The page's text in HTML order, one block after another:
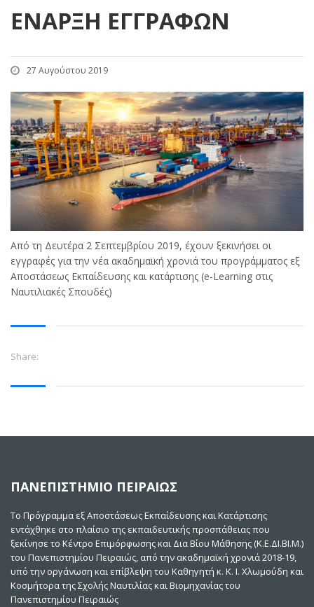
ΈΝΑΡΞΗ ΕΓΓΡΑΦΏΝ
27 Αυγούστου 2019
Από τη Δευτέρα 2 Σεπτεμβρίου 2019, έχουν ξεκινήσει οι
εγγραφές για την νέα ακαδημαϊκή χρονιά του προγράμματος εξ
Αποστάσεως Εκπαίδευσης και κατάρτισης (e-Learning στις
Ναυτιλιακές Σπουδές)
Share:
ΠΑΝΕΠΙΣΤΗΜΙΟ ΠΕΙΡΑΙΩΣ
Το Πρόγραμμα εξ Αποστάσεως Εκπαίδευσης και Κατάρτισης
εντάχθηκε στο πλαίσιο της εκπαιδευτικής προσπάθειας που
ξεκίνησε το Κέντρο Επιμόρφωσης και Δια Βίου Μάθησης (Κ.Ε.ΔΙ.ΒΙ.Μ.)
του Πανεπιστημίου Πειραιώς, από την ακαδημαϊκή χρονιά 2018-19,
υπό την οργάνωση και επίβλεψη του Καθηγητή κ. Κ. Ι. Χλωμούδη και
Κοσμήτορα της Σχολής Ναυτιλίας και Βιομηχανίας του
Πανεπιστημίου Πειραιώς